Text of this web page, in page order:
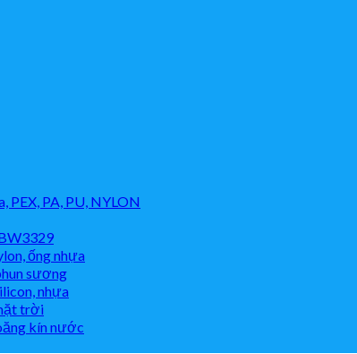
PEX, PA, PU, NYLON
ống nhựa
sương
nhựa
trời
kín nước